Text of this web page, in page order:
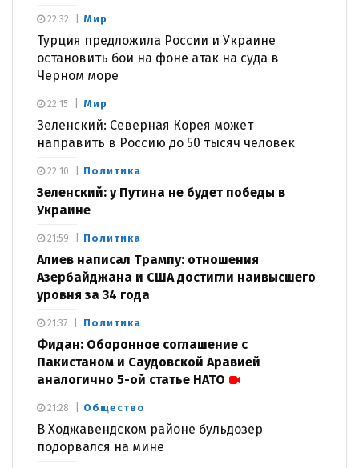
Мир
Турция предложила России и Украине
остановить бои на фоне атак на суда в
Черном море
22:32
Мир
Зеленский: Северная Корея может
направить в Россию до 50 тысяч человек
22:15
Политика
Зеленский: у Путина не будет победы в
Украине
22:10
Политика
Алиев написал Трампу: отношения
Азербайджана и США достигли наивысшего
уровня за 34 года
21:59
Политика
Фидан: Оборонное соглашение с
Пакистаном и Саудовской Аравией
аналогично 5-ой статье НАТО
21:37
Общество
В Ходжавендском районе бульдозер
подорвался на мине
21:28